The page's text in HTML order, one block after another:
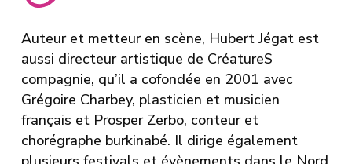
Auteur et metteur en scène, Hubert Jégat est
aussi directeur artistique de CréatureS
compagnie, qu’il a cofondée en 2001 avec
Grégoire Charbey, plasticien et musicien
français et Prosper Zerbo, conteur et
chorégraphe burkinabé. Il dirige également